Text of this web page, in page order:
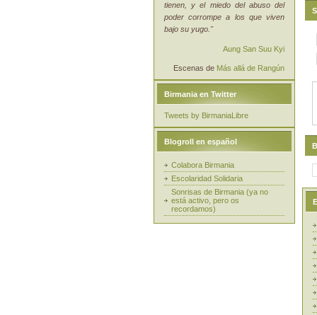
tienen, y el miedo del abuso del
poder corrompe a los que viven
bajo su yugo."
Aung San Suu Kyi
Escenas de Más allá de Rangún
Birmania en Twitter
Tweets by BirmaniaLibre
Blogroll en español
Colabora Birmania
Escolaridad Solidaria
Sonrisas de Birmania (ya no
está activo, pero os
recordamos)